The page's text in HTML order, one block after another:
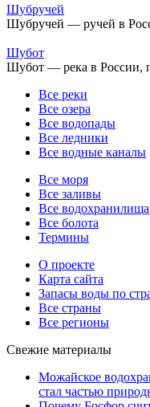
Шубручей
Шубручей — ручей в
Шубот
Шубот — река в России,
Все реки
Все озера
Все водопады
Все ледники
Все водные каналы
Все моря
Все заливы
Все водохранилища
Все болота
Термины
О проекте
Карта сайта
Запасы воды по
Все страны
Все регионы
Свежие материалы
Можайское
стал частью